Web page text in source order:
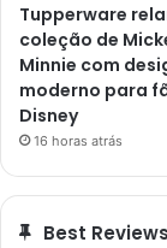
Tupperware
coleção de
Minnie com
moderno para
Disney
16 horas atrás
Best Reviews